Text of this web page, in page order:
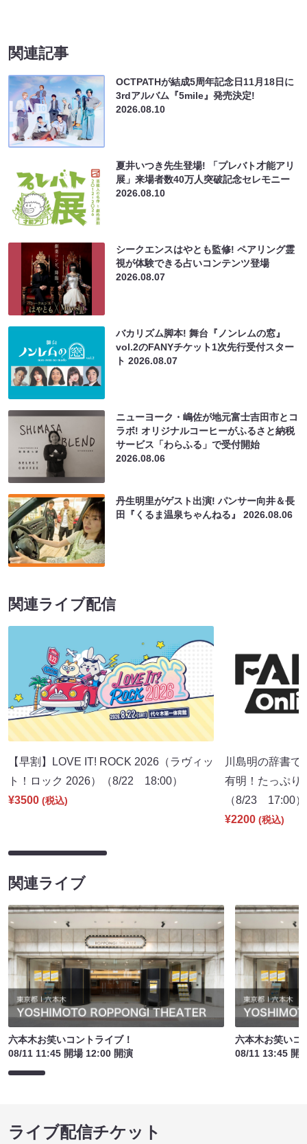
関連記事
OCTPATHが結成5周年記念日11月18日に
3rdアルバム『5mile』発売決定!
2026.08.10
夏井いつき先生登場! 「プレバト才能アリ
展」来場者数40万人突破記念セレモニー
2026.08.10
シークエンスはやとも監修! ペアリング霊
視が体験できる占いコンテンツ登場
2026.08.07
バカリズム脚本! 舞台『ノンレムの窓』
vol.2のFANYチケット1次先行受付スター
ト2026.08.07
ニューヨーク・嶋佐が地元富士吉田市とコ
ラボ! オリジナルコーヒーがふるさと納税
サービス「わらふる」で受付開始
2026.08.06
丹生明里がゲスト出演! パンサー向井＆長
田『くるま温泉ちゃんねる』2026.08.06
関連ライブ配信
【早割】LOVE IT! ROCK 2026（ラヴィッ
ト！ロック 2026）（8/22 18:00）
¥3500 (税込)
川島明の辞書
有明！たっぷり
（8/23 17:00）
¥2200 (税込)
関連ライブ
六本木お笑いコントライブ！
08/11 11:45 開場 12:00 開演
六本木お笑いコ
08/11 13:45 開
ライブ配信チケット